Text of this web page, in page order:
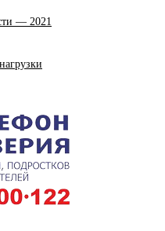
— 2021